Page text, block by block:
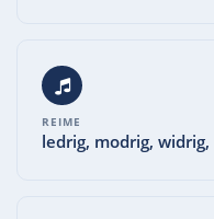
REIME
ledrig, modrig,